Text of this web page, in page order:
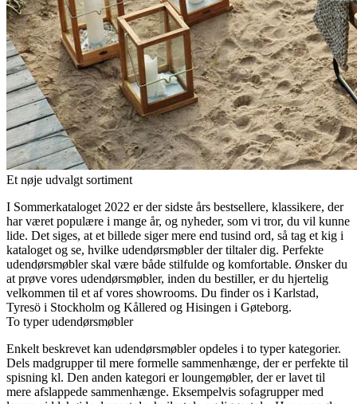
Et nøje udvalgt sortiment
I Sommerkataloget 2022 er der sidste års bestsellere, klassikere, der
har været populære i mange år, og nyheder, som vi tror, ​​du vil kunne
lide. Det siges, at et billede siger mere end tusind ord, så tag et kig i
kataloget og se, hvilke udendørsmøbler der tiltaler dig. Perfekte
udendørsmøbler skal være både stilfulde og komfortable. Ønsker du
at prøve vores udendørsmøbler, inden du bestiller, er du hjertelig
velkommen til et af vores showrooms. Du finder os i Karlstad,
Tyresö i Stockholm og Kållered og Hisingen i Gøteborg.
To typer udendørsmøbler
Enkelt beskrevet kan udendørsmøbler opdeles i to typer kategorier.
Dels madgrupper til mere formelle sammenhænge, ​​der er perfekte til
spisning kl. Den anden kategori er loungemøbler, der er lavet til
mere afslappede sammenhænge. Eksempelvis sofagrupper med